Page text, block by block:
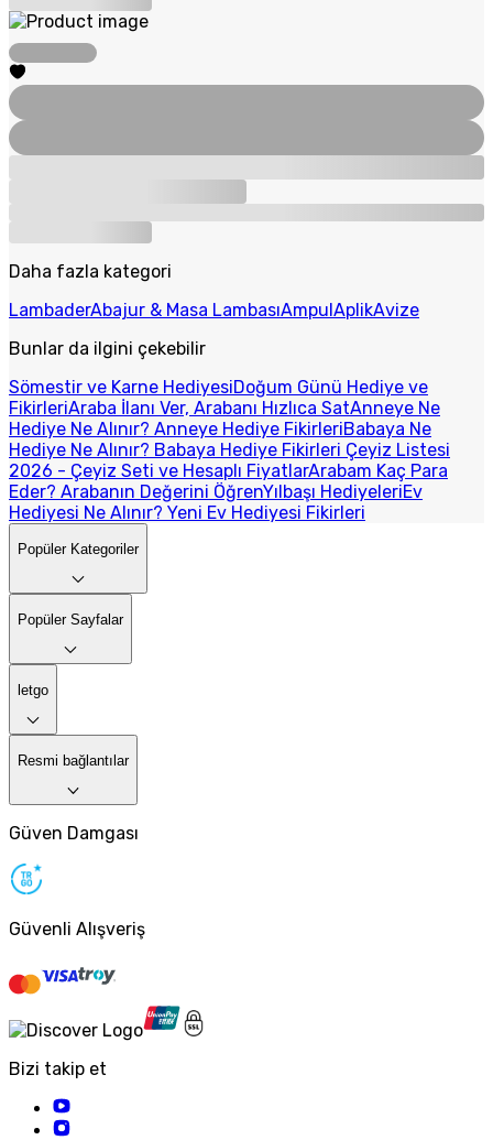
Daha fazla kategori
LambaderAbajur & Masa LambasıAmpulAplikAvize
Bunlar da ilgini çekebilir
Sömestir ve Karne HediyesiDoğum Günü Hediye ve
FikirleriAraba İlanı Ver, Arabanı Hızlıca SatAnneye Ne
Hediye Ne Alınır? Anneye Hediye FikirleriBabaya Ne
Hediye Ne Alınır? Babaya Hediye Fikirleri Çeyiz Listesi
2026 - Çeyiz Seti ve Hesaplı FiyatlarArabam Kaç Para
Eder? Arabanın Değerini ÖğrenYılbaşı HediyeleriEv
Hediyesi Ne Alınır? Yeni Ev Hediyesi Fikirleri
Popüler Kategoriler
Popüler Sayfalar
letgo
Resmi bağlantılar
Güven Damgası
Güvenli Alışveriş
Bizi takip et